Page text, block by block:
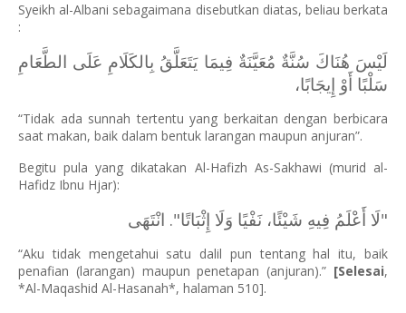
Syeikh al-Albani sebagaimana disebutkan diatas, beliau berkata
:
لَيْسَ هُنَاكَ سُنَّةٌ مُعَيَّنَةٌ فِيمَا يَتَعَلَّقُ بِالكَلَامِ عَلَى الطَّعَامِ
سَلْبًا أَوْ إِيجَابًا،
“Tidak ada sunnah tertentu yang berkaitan dengan berbicara
saat makan, baik dalam bentuk larangan maupun anjuran”.
Begitu pula yang dikatakan Al-Hafizh As-Sakhawi (murid al-
Hafidz Ibnu Hjar):
"لَا أَعْلَمُ فِيهِ شَيْئًا، نَفْيًا وَلَا إِثْبَاتًا". انْتَهَى
“Aku tidak mengetahui satu dalil pun tentang hal itu, baik
penafian (larangan) maupun penetapan (anjuran).” [Selesai,
*Al-Maqashid Al-Hasanah*, halaman 510].